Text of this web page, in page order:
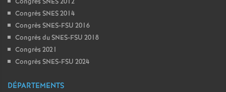
Congrès SNES 2014
Congrès SNES-FSU 2016
Congrès du SNES-FSU 2018
Congrès 2021
Congrès SNES-FSU 2024
DÉPARTEMENTS